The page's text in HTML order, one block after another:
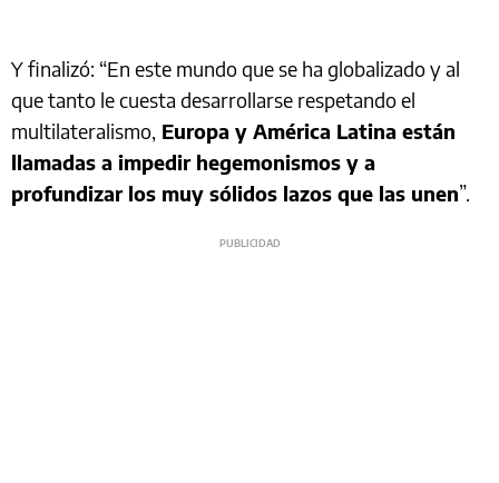
Y finalizó: “En este mundo que se ha globalizado y al
que tanto le cuesta desarrollarse respetando el
multilateralismo, Europa y América Latina están
llamadas a impedir hegemonismos y a
profundizar los muy sólidos lazos que las unen”.